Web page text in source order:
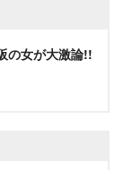
の女が大激論!!